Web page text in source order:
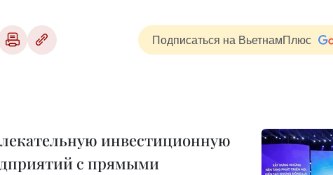
Подписаться на ВьетнамПлюс
инвестиционную
с прямыми